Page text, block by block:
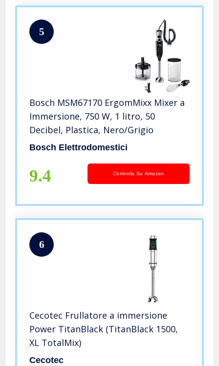
5
Bosch MSM67170 ErgomMixx Mixer a
Immersione, 750 W, 1 litro, 50
Decibel, Plastica, Nero/Grigio
Bosch Elettrodomestici
9.4 Controlla Su Amazon
6
Cecotec Frullatore a immersione
Power TitanBlack (TitanBlack 1500,
XL TotalMix)
Cecotec